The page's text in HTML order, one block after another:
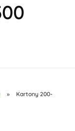
»
Kartony 200-